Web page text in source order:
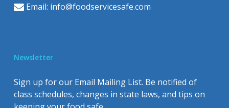
Email: info@foodservicesafe.com
Newsletter
Sign up for our Email Mailing List. Be notified of
class schedules, changes in state laws, and tips on